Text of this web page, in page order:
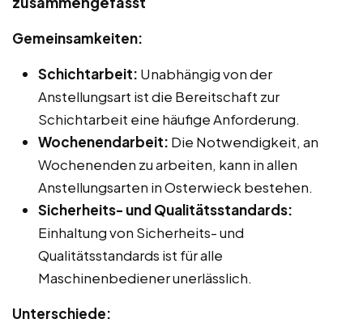
Gemeinsamkeiten:
Schichtarbeit: Unabhängig von der
Anstellungsart ist die Bereitschaft zur
Schichtarbeit eine häufige Anforderung.
Wochenendarbeit: Die Notwendigkeit, an
Wochenenden zu arbeiten, kann in allen
Anstellungsarten in Osterwieck bestehen.
Sicherheits- und Qualitätsstandards:
Einhaltung von Sicherheits- und
Qualitätsstandards ist für alle
Maschinenbediener unerlässlich.
Unterschiede: